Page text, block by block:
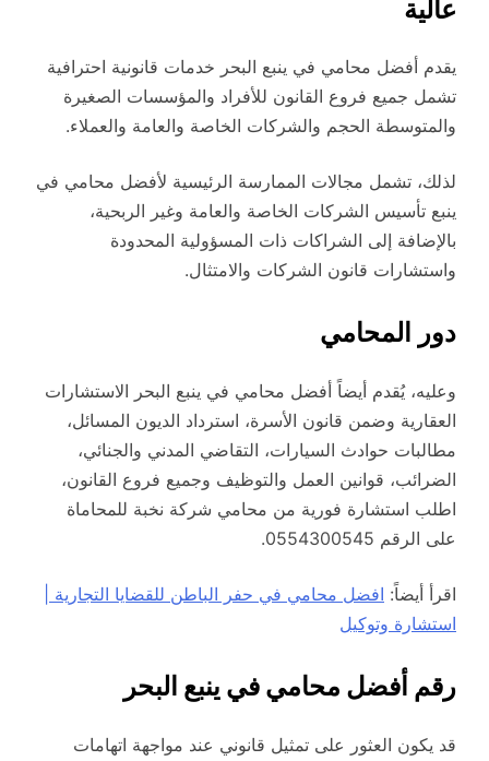
عالية
يقدم أفضل محامي في ينبع البحر خدمات قانونية احترافية
تشمل جميع فروع القانون للأفراد والمؤسسات الصغيرة
والمتوسطة الحجم والشركات الخاصة والعامة والعملاء.
لذلك، تشمل مجالات الممارسة الرئيسية لأفضل محامي في
ينبع تأسيس الشركات الخاصة والعامة وغير الربحية،
بالإضافة إلى الشراكات ذات المسؤولية المحدودة
واستشارات قانون الشركات والامتثال.
دور المحامي
وعليه، يُقدم أيضاً أفضل محامي في ينبع البحر الاستشارات
العقارية وضمن قانون الأسرة، استرداد الديون المسائل،
مطالبات حوادث السيارات، التقاضي المدني والجنائي،
الضرائب، قوانين العمل والتوظيف وجميع فروع القانون،
اطلب استشارة فورية من محامي شركة نخبة للمحاماة
على الرقم 0554300545.
اقرأ أيضاً: افضل محامي في حفر الباطن للقضايا التجارية |
استشارة وتوكيل
رقم أفضل محامي في ينبع البحر
قد يكون العثور على تمثيل قانوني عند مواجهة اتهامات